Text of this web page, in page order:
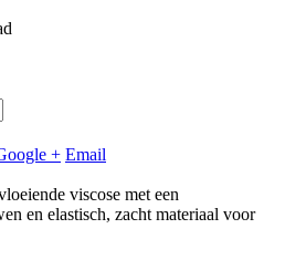
+ Email
viscose met een
en elastisch, zacht materiaal voor